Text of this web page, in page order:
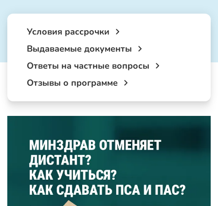
Условия рассрочки
Выдаваемые документы
Ответы на частные вопросы
Отзывы о программе